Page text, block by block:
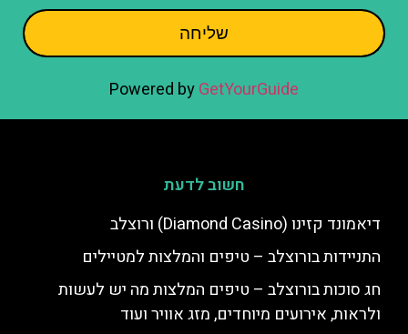
שליחה
Powered byGetYourGuide
חשוב לדעת
דיאמונד קזינו (Diamond Casino) ורוצלב
התניידות בורוצלב – טיפים והמלצות למטיילים
חג סוכות בורוצלב – טיפים המלצות מה יש לעשות
ולראות, אירועים מיוחדים, מזג אוויר ועוד